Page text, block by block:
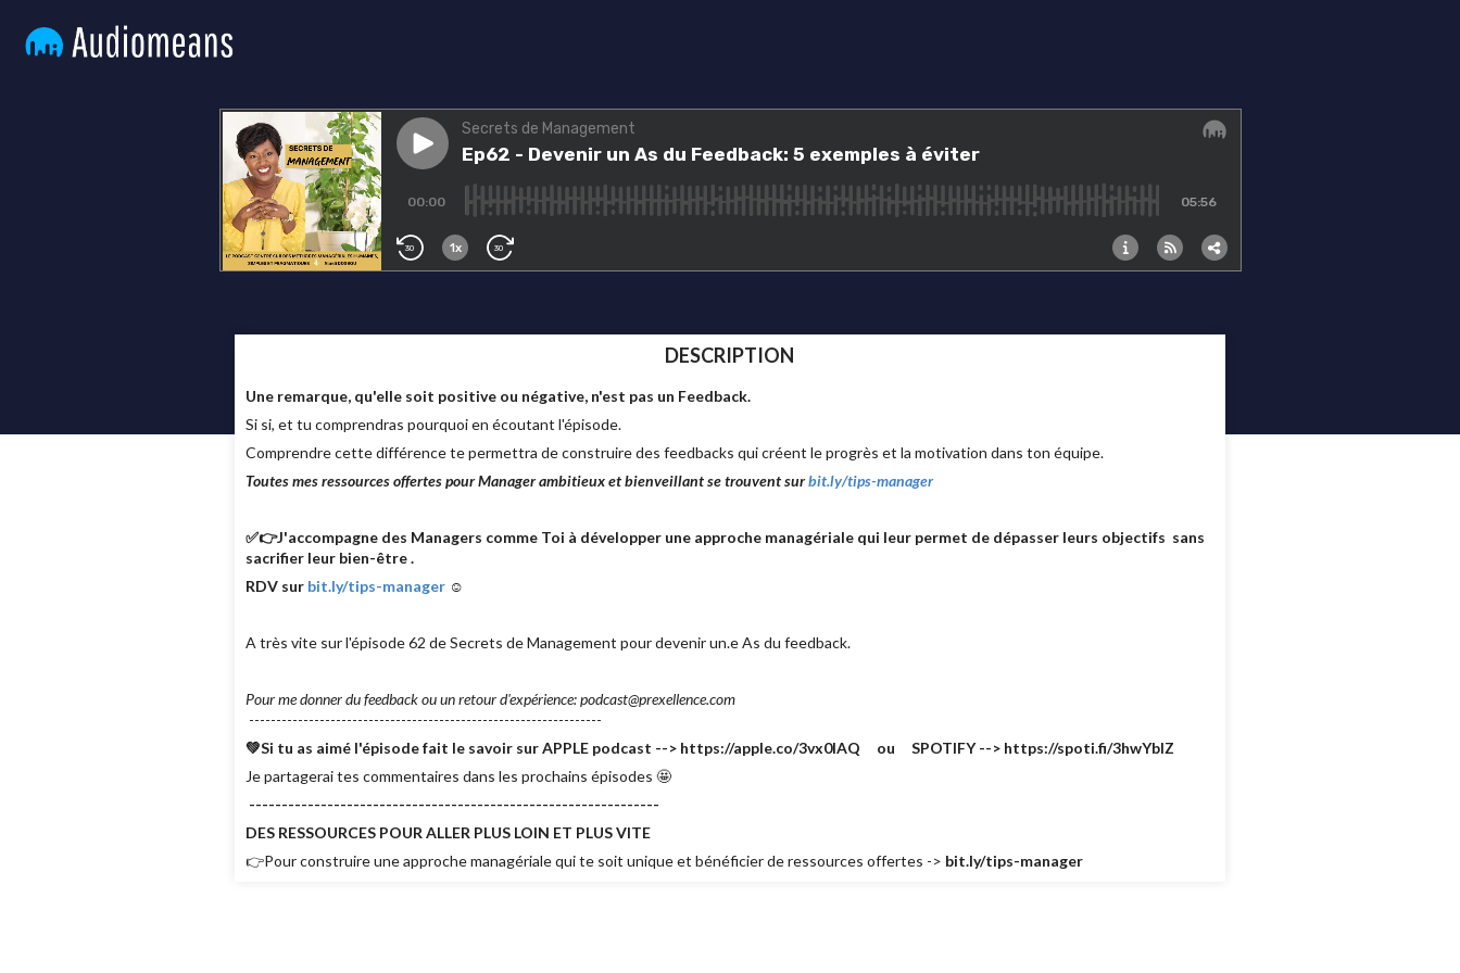
DESCRIPTION
Une remarque, qu'elle soit positive ou négative, n'est pas un Feedback.
Si si, et tu comprendras pourquoi en écoutant l'épisode.
Comprendre cette différence te permettra de construire des feedbacks qui créent le progrès et la motivation dans ton équipe.
Toutes mes ressources offertes pour Manager ambitieux et bienveillant se trouvent surbit.ly/tips-manager
✅👉J'accompagne des Managers comme Toi à développer une approche managériale qui leur permet de dépasser leurs objectifs sans
sacrifier leur bien-être .
RDV sur bit.ly/tips-manager☺
A très vite sur l'épisode 62 de Secrets de Management pour devenir un.e As du feedback.
Pour me donner du feedback ou un retour d'expérience: podcast@prexellence.com
-----------------------------------------------------------------
💚Si tu as aimé l'épisode fait le savoir sur APPLE podcast --> https://apple.co/3vx0lAQ ou SPOTIFY --> https://spoti.fi/3hwYbIZ
Je partagerai tes commentaires dans les prochains épisodes 🤩
---------------------------------------------------------------
DES RESSOURCES POUR ALLER PLUS LOIN ET PLUS VITE
👉Pour construire une approche managériale qui te soit unique et bénéficier de ressources offertes -> bit.ly/tips-manager